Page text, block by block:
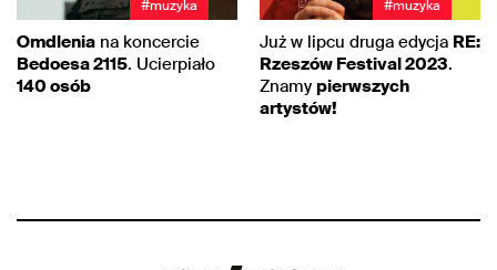
#muzyka
Omdlenia na koncercie
Bedoesa 2115. Ucierpiało
140 osób
#muzyka
Już w lipcu druga edycja RE:
Rzeszów Festival 2023.
Znamy pierwszych
artystów!